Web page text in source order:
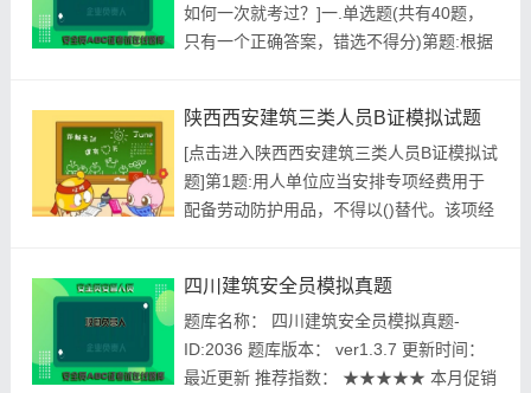
为3年。第2题:《中华人民共和国消防法》
规定，禁...
如何一次就考过？]一.单选题(共有40题，
只有一个正确答案，错选不得分)第题:根据
其中错误的是:()A.干作业法施工时，应先降
低地下水位，严禁在地下水位以下成孔施
工。B.当成孔过程中遇有障碍物或成孔困难
需调整孔位及...
陕西西安建筑三类人员B证模拟试题
[点击进入陕西西安建筑三类人员B证模拟试
题]第1题:用人单位应当安排专项经费用于
配备劳动防护用品，不得以()替代。该项经
第2题:《建设工程安全生产管理条例》规
定，安装、拆卸施工起重机械和整体提升脚
手架、模板等自升式架设设施，应当编制拆
装方案、制定...
四川建筑安全员模拟真题
题库名称： 四川建筑安全员模拟真题-
ID:2036 题库版本： ver1.3.7 更新时间：
最近更新 推荐指数： ★★★★★ 本月促销